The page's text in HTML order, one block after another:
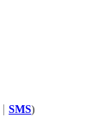
| SMS)